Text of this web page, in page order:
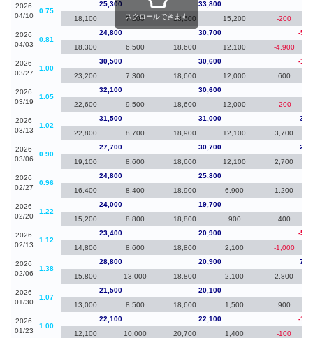
2026
04/10
0.75
25,300 33,800
18,100
7,200 18,600 15,200 -200
2026
04/03
0.81
24,800 30,700
-
18,300
6,500 18,600 12,100 -4,900
2026
03/27
1.00
30,500 30,600
-
23,200
7,300 18,600 12,000 600
2026
03/19
1.05
32,100 30,600
22,600
9,500 18,600 12,000 -200
2026
03/13
1.02
31,500 31,000
22,800
8,700 18,900 12,100 3,700
2026
03/06
0.90
27,700 30,700
19,100
8,600 18,600 12,100 2,700
2026
02/27
0.96
24,800 25,800
16,400
8,400 18,900 6,900 1,200
2026
02/20
1.22
24,000 19,700
15,200
8,800 18,800 900 400
2026
02/13
1.12
23,400 20,900
-
14,800
8,600 18,800 2,100 -1,000
2026
02/06
1.38
28,800 20,900
15,800
13,000 18,800 2,100 2,800
2026
01/30
1.07
21,500 20,100
13,000
8,500 18,600 1,500 900
2026
01/23
1.00
22,100 22,100
-
12,100
10,000 20,700 1,400 -100
スクロールできます